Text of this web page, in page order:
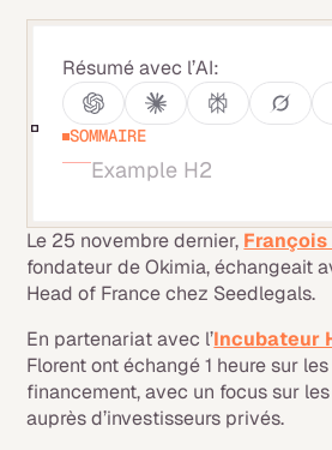
Résumé avec l’AI:
SOMMAIRE
Example H2
Le 25 novembre dernier,
fondateur de Okimia, échangeait
Head of France chez Seedlegals.
En partenariat avec l’Incubateur
Florent ont échangé 1 heure sur
financement, avec un focus sur
auprès d’investisseurs privés.